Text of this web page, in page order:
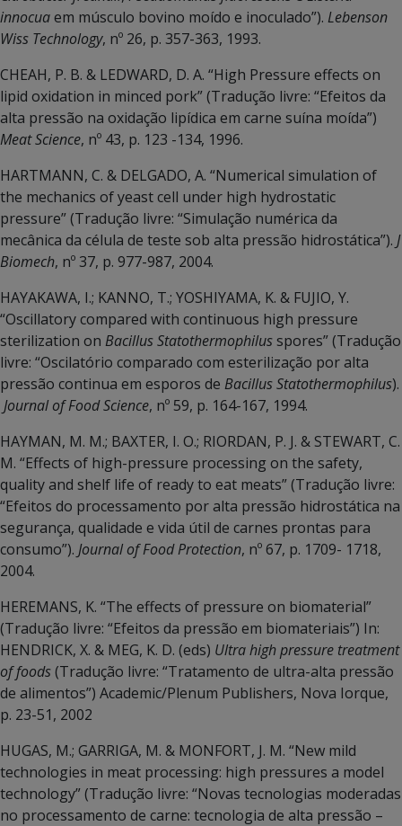
innocuaem músculo bovino moído e inoculado”). Lebenson
Wiss Technology, nº 26, p. 357-363, 1993.
CHEAH, P. B. & LEDWARD, D. A. “High Pressure effects on
lipid oxidation in minced pork” (Tradução livre: “Efeitos da
alta pressão na oxidação lipídica em carne suína moída”)
Meat Science, nº 43, p. 123 -134, 1996.
HARTMANN, C. & DELGADO, A. “Numerical simulation of
the mechanics of yeast cell under high hydrostatic
pressure” (Tradução livre: “Simulação numérica da
mecânica da célula de teste sob alta pressão hidrostática”). J
Biomech, nº 37, p. 977-987, 2004.
HAYAKAWA, I.; KANNO, T.; YOSHIYAMA, K. & FUJIO, Y.
“Oscillatory compared with continuous high pressure
sterilization on Bacillus Statothermophilusspores” (Tradução
livre: “Oscilatório comparado com esterilização por alta
pressão continua em esporos de Bacillus Statothermophilus).
Journal of Food Science, nº 59, p. 164-167, 1994.
HAYMAN, M. M.; BAXTER, I. O.; RIORDAN, P. J. & STEWART, C.
M. “Effects of high-pressure processing on the safety,
quality and shelf life of ready to eat meats” (Tradução livre:
“Efeitos do processamento por alta pressão hidrostática na
segurança, qualidade e vida útil de carnes prontas para
consumo”). Journal of Food Protection, nº 67, p. 1709- 1718,
2004.
HEREMANS, K. “The effects of pressure on biomaterial”
(Tradução livre: “Efeitos da pressão em biomateriais”) In:
HENDRICK, X. & MEG, K. D. (eds) Ultra high pressure treatment
of foods(Tradução livre: “Tratamento de ultra-alta pressão
de alimentos”) Academic/Plenum Publishers, Nova Iorque,
p. 23-51, 2002
HUGAS, M.; GARRIGA, M. & MONFORT, J. M. “New mild
technologies in meat processing: high pressures a model
technology” (Tradução livre: “Novas tecnologias moderadas
no processamento de carne: tecnologia de alta pressão –